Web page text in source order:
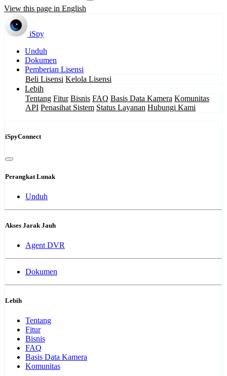
View this page in English
iSpy
Unduh
Dokumen
Pemberian Lisensi
Beli Lisensi Kelola Lisensi
Lebih
Tentang Fitur Bisnis FAQ Basis Data Kamera Komunitas
API Penasihat Sistem Status Layanan Hubungi Kami
iSpyConnect
Perangkat Lunak
Unduh
Akses Jarak Jauh
Agent DVR
Dokumen
Lebih
Tentang
Fitur
Bisnis
FAQ
Basis Data Kamera
Komunitas